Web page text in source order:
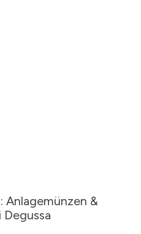
Anlagemünzen &